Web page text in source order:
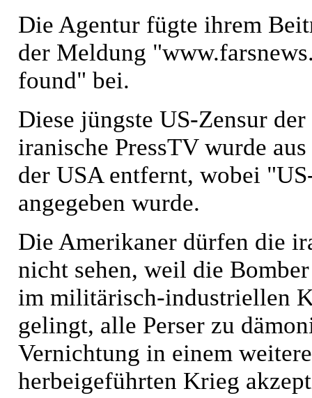
Die Agentur fügte ihrem
der Meldung
found" bei.
Diese jüngste US-Zensur
iranische PressTV wurde
der USA entfernt, wobei
angegeben wurde.
Die Amerikaner dürfen die
nicht sehen, weil die
im militärisch-industriellen
gelingt, alle Perser zu
Vernichtung in einem
herbeigeführten Krieg